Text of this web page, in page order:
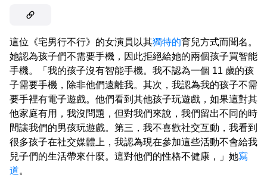
這位《宅男行不行》的女演員以其獨特的育兒方式而聞名。
她認為孩子們不需要手機，因此拒絕給她的兩個孩子買智能
手機。「我的孩子沒有智能手機。我不認為一個 11 歲的孩
子需要手機，除非他們遠離我。其次，我認為我的孩子不需
要手裡有電子遊戲。他們看到其他孩子玩遊戲，如果這對其
他家庭有用，我沒問題，但對我們來說，我們留出不同的時
間讓我們的男孩玩遊戲。第三，我不喜歡社交互動，我看到
很多孩子在社交媒體上，我認為現在參加這些活動不會給我
兒子們的生活帶來什麼。這對他們的性格不健康，」她寫
道。